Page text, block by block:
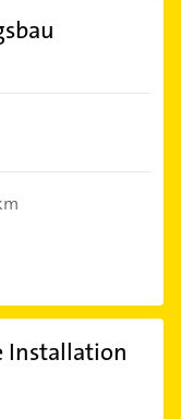
Installation